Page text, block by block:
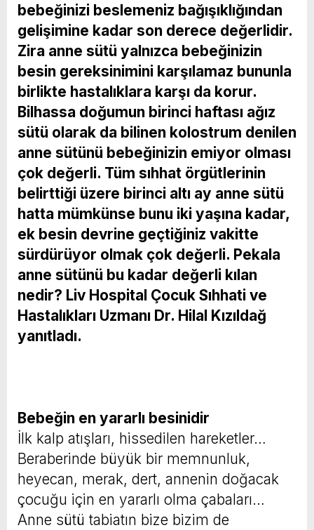
bebeğinizi beslemeniz bağışıklığından
gelişimine kadar son derece değerlidir.
Zira anne sütü yalnızca bebeğinizin
besin gereksinimini karşılamaz bununla
birlikte hastalıklara karşı da korur.
Bilhassa doğumun birinci haftası ağız
sütü olarak da bilinen kolostrum denilen
anne sütünü bebeğinizin emiyor olması
çok değerli. Tüm sıhhat örgütlerinin
belirttiği üzere birinci altı ay anne sütü
hatta mümkünse bunu iki yaşına kadar,
ek besin devrine geçtiğiniz vakitte
sürdürüyor olmak çok değerli. Pekala
anne sütünü bu kadar değerli kılan
nedir? Liv Hospital Çocuk Sıhhati ve
Hastalıkları Uzmanı Dr. Hilal Kızıldağ
yanıtladı.
Bebeğin en yararlı besinidir
İlk kalp atışları, hissedilen hareketler…
Beraberinde büyük bir memnunluk,
heyecan, merak, dert, annenin doğacak
çocuğu için en yararlı olma çabaları…
Anne sütü tabiatın bize bizim de